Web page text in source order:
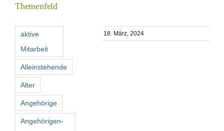
18. März, 2024
Themenfeld
aktive
Mitarbeit
Alleinstehende
Alter
Angehörige
Angehörigen-